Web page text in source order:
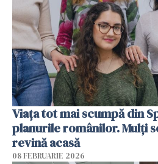
Viața tot mai scumpă din
planurile românilor. Mulți
revină acasă
08 FEBRUARIE 2026